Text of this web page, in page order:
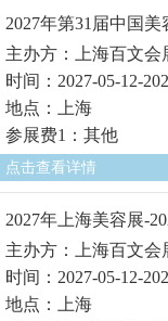
2027年第31届中国
主办方：上海百文会
时间：2027-05-12-
地点：上海
参展费1：其他
点击查看详情
2027年上海美容展-
主办方：上海百文会
时间：2027-05-12-
地点：上海